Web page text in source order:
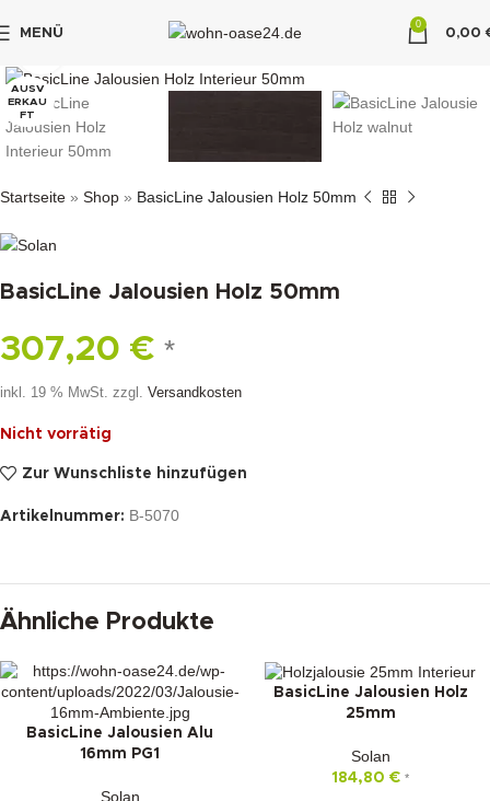
MENÜ
0
0,00
AUSV
ERKAU
FT
Startseite » Shop » BasicLine Jalousien Holz 50mm
BasicLine Jalousien Holz 50mm
307,20 € *
inkl. 19 % MwSt. zzgl. Versandkosten
Nicht vorrätig
Zur Wunschliste hinzufügen
Artikelnummer: B-5070
Ähnliche Produkte
BasicLine Jalousien Alu
16mm PG1
Solan
BasicLine Jalousien Holz
25mm
Solan
184,80 € *